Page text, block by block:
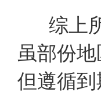
综上所
虽部份
但遵循